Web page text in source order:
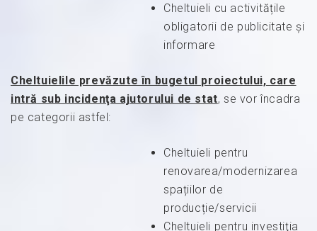
Cheltuieli cu activitățile
obligatorii de publicitate și
informare
Cheltuielile prevăzute în bugetul proiectului, care
intră sub incidenţa ajutorului de stat, se vor încadra
pe categorii astfel:
Cheltuieli pentru
renovarea/modernizarea
spațiilor de
producție/servicii
Cheltuieli pentru investiţia